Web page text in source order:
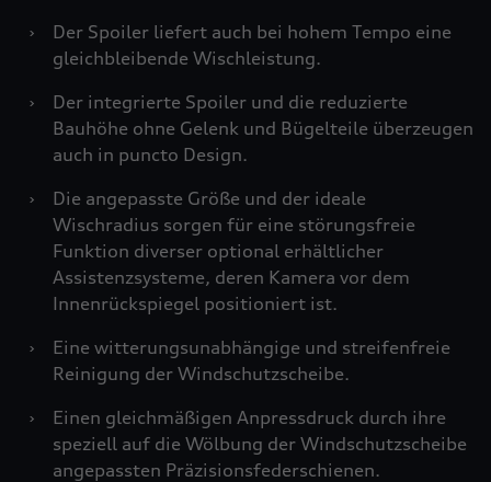
›
Der Spoiler liefert auch bei hohem Tempo eine
gleichbleibende Wischleistung.
›
Der integrierte Spoiler und die reduzierte
Bauhöhe ohne Gelenk und Bügelteile überzeugen
auch in puncto Design.
›
Die angepasste Größe und der ideale
Wischradius sorgen für eine störungsfreie
Funktion diverser optional erhältlicher
Assistenzsysteme, deren Kamera vor dem
Innenrückspiegel positioniert ist.
›
Eine witterungsunabhängige und streifenfreie
Reinigung der Windschutzscheibe.
›
Einen gleichmäßigen Anpressdruck durch ihre
speziell auf die Wölbung der Windschutzscheibe
angepassten Präzisionsfederschienen.